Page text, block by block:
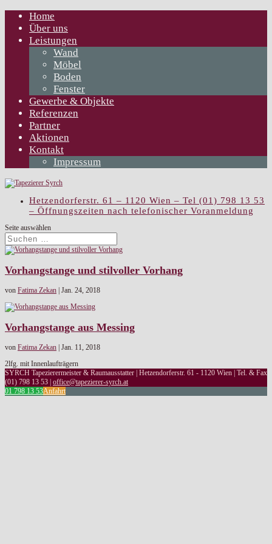
Home
Über uns
Leistungen
Wand
Möbel
Boden
Fenster
Gewerbe & Objekte
Referenzen
Partner
Aktionen
Kontakt
Impressum
Hetzendorferstr. 61 – 1120 Wien – Tel (01) 798 13 53
– Öffnungszeiten nach telefonischer Voranmeldung
Seite auswählen
Vorhangstange und stilvoller Vorhang
von Fatima Zekan | Jan. 24, 2018
Vorhangstange aus Messing
von Fatima Zekan | Jan. 11, 2018
2lfg. mit Innenlaufträgern
SYRCH Tapezierermeister & Raumausstatter | Hetzendorferstr. 61 - 1120 Wien | Tel. & Fax
(01) 798 13 53 | office@tapezierer-syrch.at
01 798 13 53Anfahrt